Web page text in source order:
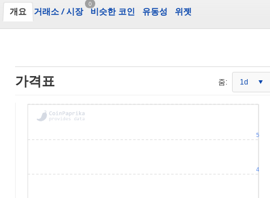
개요 거래소 /시장
0
비슷한 코인 유동성 위젯
가격표 줌: 1d
4
5